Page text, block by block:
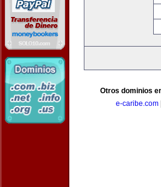
Otros dominios
e-caribe.com|